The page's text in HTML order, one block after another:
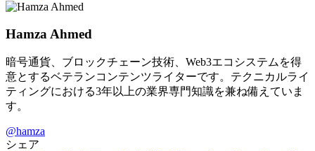
Hamza Ahmed
暗号通貨、ブロックチェーン技術、Web3エコシステムを得
意とするベテランコンテンツライターです。テクニカルライ
ティングにおける3年以上の業界専門知識を兼ね備えていま
す。
@hamza
シェア